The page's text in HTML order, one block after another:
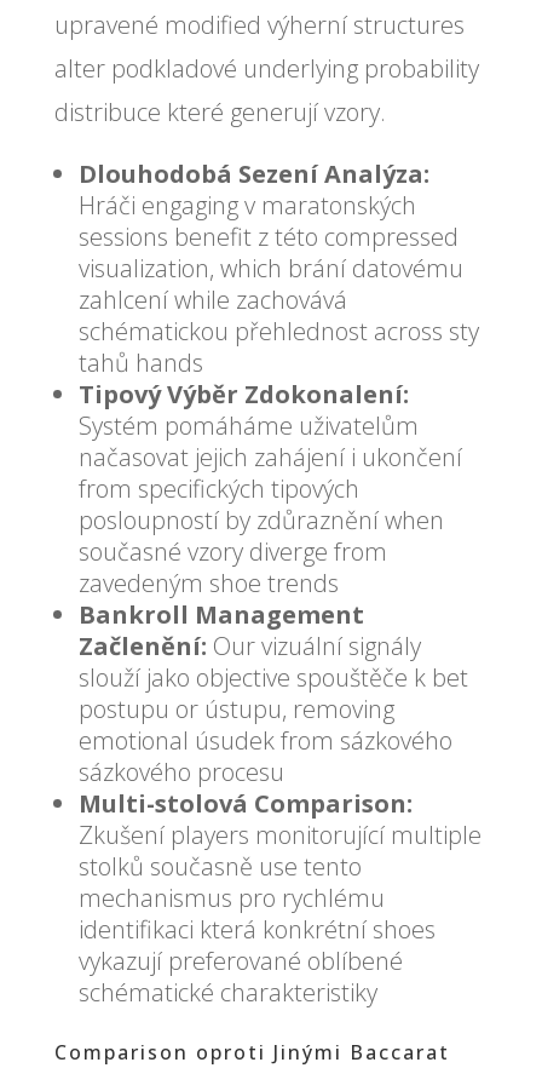
upravené modified výherní structures
alter podkladové underlying probability
distribuce které generují vzory.
Dlouhodobá Sezení Analýza:
Hráči engaging v maratonských
sessions benefit z této compressed
visualization, which brání datovému
zahlcení while zachovává
schématickou přehlednost across sty
tahů hands
Tipový Výběr Zdokonalení:
Systém pomáháme uživatelům
načasovat jejich zahájení i ukončení
from specifických tipových
posloupností by zdůraznění when
současné vzory diverge from
zavedeným shoe trends
Bankroll Management
Začlenění: Our vizuální signály
slouží jako objective spouštěče k bet
postupu or ústupu, removing
emotional úsudek from sázkového
sázkového procesu
Multi-stolová Comparison:
Zkušení players monitorující multiple
stolků současně use tento
mechanismus pro rychlému
identifikaci která konkrétní shoes
vykazují preferované oblíbené
schématické charakteristiky
Comparison oproti Jinými Baccarat